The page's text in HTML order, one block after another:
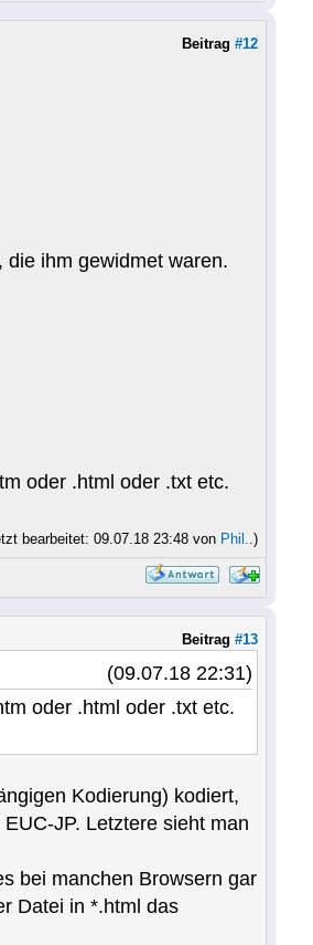
Beitrag #12
ihm gewidmet waren.
oder .html oder .txt etc.
bearbeitet: 09.07.18 23:48 von Phil..)
Beitrag #13
(09.07.18 22:31)
oder .html oder .txt etc.
Kodierung) kodiert,
JP. Letztere sieht man
bei manchen Browsern gar
Datei in *.html das